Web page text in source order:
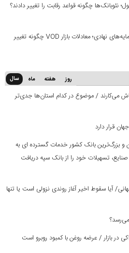
نئوبانک‌ها چگونه قواعد رقابت را تغییر دادند؟
از نبرد بر سر محتوا تا ورود سرمایه‌های نهادی؛ معادلات بازار VOD چگونه تغییر
روز هفته ماه سال
می‌کارند / موضوع در کدام استان‌ها جدی‌تر
و بزرگ‌ترین بانک کشور خدمات گسترده ای به
تسهیلات خود را از بانک سپه دریافت
آیا سقوط اخیر آغاز روندی نزولی است یا تنها
در بازار / عرضه روغن با کمبود روبرو است